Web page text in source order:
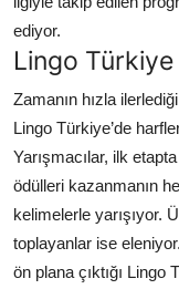
ediyor.
Lingo Türkiye
Zamanın hızla
Lingo Türkiye’de
Yarışmacılar, ilk
ödülleri kazanmanın
kelimelerle yarışıyor.
toplayanlar ise
ön plana çıktığı